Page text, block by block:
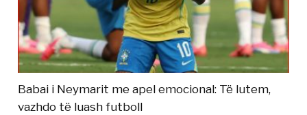
Babai i Neymarit me apel emocional: Të lutem,
vazhdo të luash futboll